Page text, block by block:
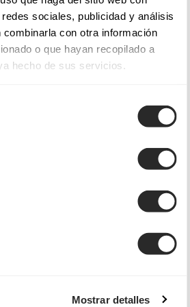
sociales, publicidad y análisis
combinarla con otra información
o que hayan recopilado a
hecho de sus servicios.
Mostrar detalles